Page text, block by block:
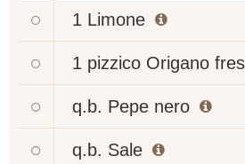
1 Limone
1 pizzico Origano
q.b. Pepe nero
q.b. Sale